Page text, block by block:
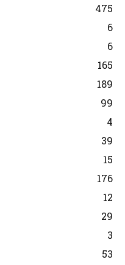
475
6
6
165
189
99
4
39
15
176
12
29
3
53